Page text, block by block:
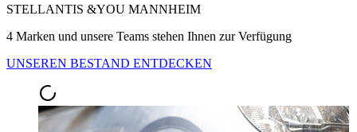
STELLANTIS &YOU MANNHEIM
4 Marken und unsere Teams stehen Ihnen zur Verfügung
UNSEREN BESTAND ENTDECKEN